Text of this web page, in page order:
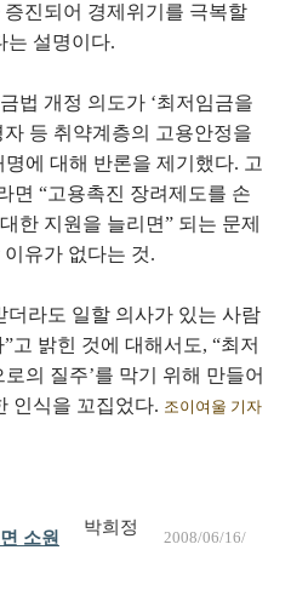
진되어 경제위기를 극복할
는 설명이다.
법 개정 의도가 ‘최저임금을
등 취약계층의 고용안정을
에 대해 반론을 제기했다. 고
면 “고용촉진 장려제도를 손
한 지원을 늘리면” 되는 문제
유가 없다는 것.
더라도 일할 의사가 있는 사람
고 밝힌 것에 대해서도, “최저
의 질주’를 막기 위해 만들어
인식을 꼬집었다. 조이여울 기자
소원
박희정
2008/06/16/